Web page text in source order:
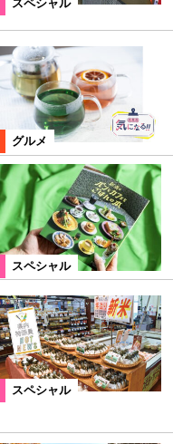
スペシャル
グルメ
スペシャル
スペシャル